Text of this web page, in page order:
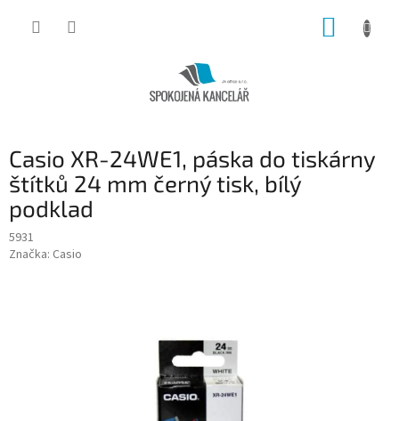
Casio XR-24WE1, páska do tiskárny
štítků 24 mm černý tisk, bílý
podklad
5931
Značka: Casio